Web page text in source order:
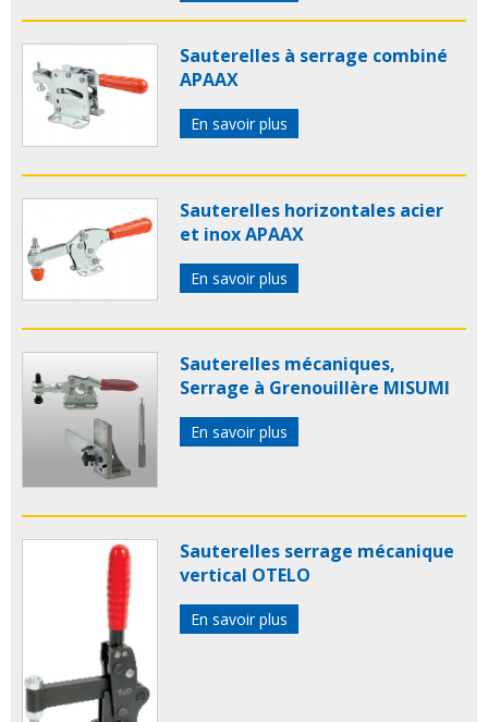
Sauterelles à serrage combiné
APAAX
En savoir plus
Sauterelles horizontales acier
et inox APAAX
En savoir plus
Sauterelles mécaniques,
Serrage à Grenouillère MISUMI
En savoir plus
Sauterelles serrage mécanique
vertical OTELO
En savoir plus